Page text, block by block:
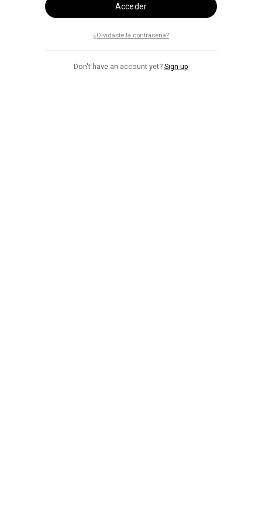
Acceder
¿Olvidaste la contraseña?
Don't have an account yet? Sign up